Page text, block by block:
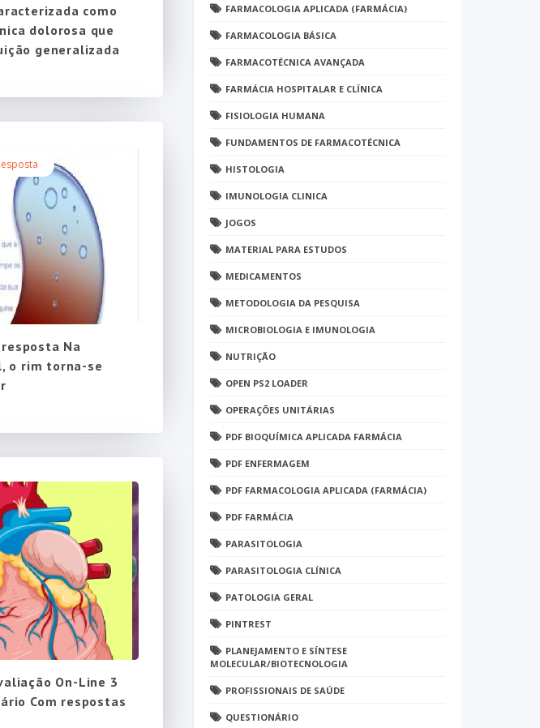
como
dolorosa que
generalizada
Na
o rim torna-se
On-Line 3
Com respostas
FARMACOLOGIA APLICADA (FARMÁCIA)
FARMACOLOGIA BÁSICA
FARMACOTÉCNICA AVANÇADA
FARMÁCIA HOSPITALAR E CLÍNICA
FISIOLOGIA HUMANA
FUNDAMENTOS DE FARMACOTÉCNICA
HISTOLOGIA
IMUNOLOGIA CLINICA
JOGOS
MATERIAL PARA ESTUDOS
MEDICAMENTOS
METODOLOGIA DA PESQUISA
MICROBIOLOGIA E IMUNOLOGIA
NUTRIÇÃO
OPEN PS2 LOADER
OPERAÇÕES UNITÁRIAS
PDF BIOQUÍMICA APLICADA FARMÁCIA
PDF ENFERMAGEM
PDF FARMACOLOGIA APLICADA (FARMÁCIA)
PDF FARMÁCIA
PARASITOLOGIA
PARASITOLOGIA CLÍNICA
PATOLOGIA GERAL
PINTREST
PLANEJAMENTO E SÍNTESE
MOLECULAR/BIOTECNOLOGIA
PROFISSIONAIS DE SAÚDE
QUESTIONÁRIO